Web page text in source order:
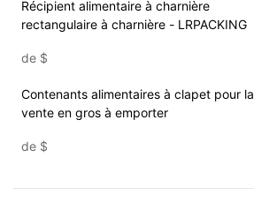
Récipient alimentaire à charnière
rectangulaire à charnière - LRPACKING
de $
Contenants alimentaires à clapet pour la
vente en gros à emporter
de $